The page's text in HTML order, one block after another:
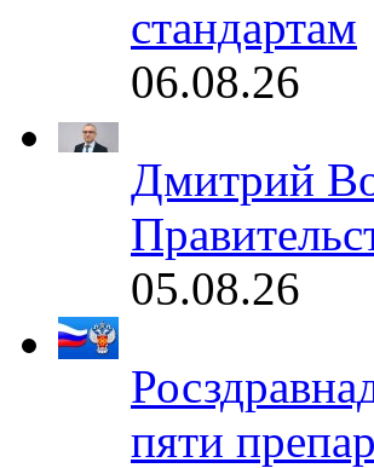
стандартам
06.08.26
Дмитрий
05.08.26
пяти